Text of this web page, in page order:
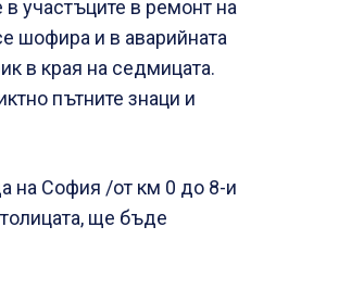
участъците в ремонт на
шофира и в аварийната
в края на седмицата.
пътните знаци и
на София /от км 0 до 8-и
ще бъде